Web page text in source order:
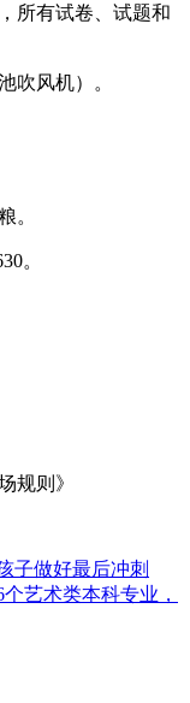
所有试卷、试题和
吹风机）。
。
。
规则》
子做好最后冲刺​
艺术类本科专业，